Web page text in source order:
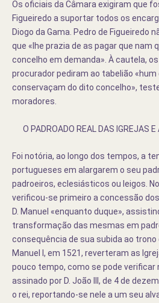
Os oficiais da Câmara exigiram que
Figueiredo a suportar todos os
Diogo da Gama. Pedro de Figueiredo
que «lhe prazia de as pagar que nam
concelho em demanda». À cautela,
procurador pediram ao tabelião
conservaçam do dito concelho»,
moradores.
O PADROADO REAL DAS IGREJAS
Foi notória, ao longo dos tempos, a
portugueses em alargarem o seu
padroeiros, eclesiásticos ou leigos.
verificou-se primeiro a concessão
D. Manuel «enquanto duque»,
transformação das mesmas em
consequência de sua subida ao trono
Manuel I, em 1521, reverteram as
pouco tempo, como se pode verificar
assinado por D. João III, de 4 de
o rei, reportando-se nele a um seu